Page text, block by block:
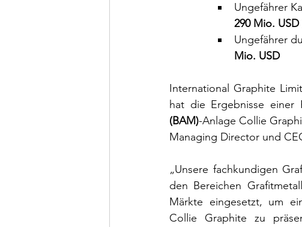
Ungefährer
290 Mio.
Ungefährer
Mio. USD
International Graphite
(BAM)-Anlage Collie
Managing Director und
„Unsere fachkundigen
den Bereichen
Märkte eingesetzt, um
Collie Graphite zu